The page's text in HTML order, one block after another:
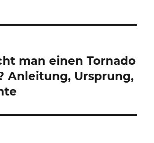
man einen Tornado
Anleitung, Ursprung,